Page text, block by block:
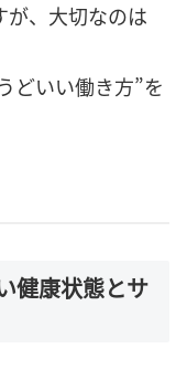
、大切なのは
どいい働き方”を
健康状態とサ